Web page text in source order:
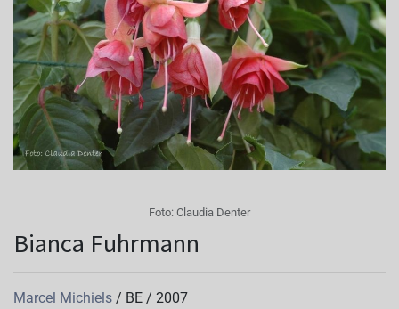
Foto: Claudia Denter
Bianca Fuhrmann
Marcel Michiels / BE / 2007